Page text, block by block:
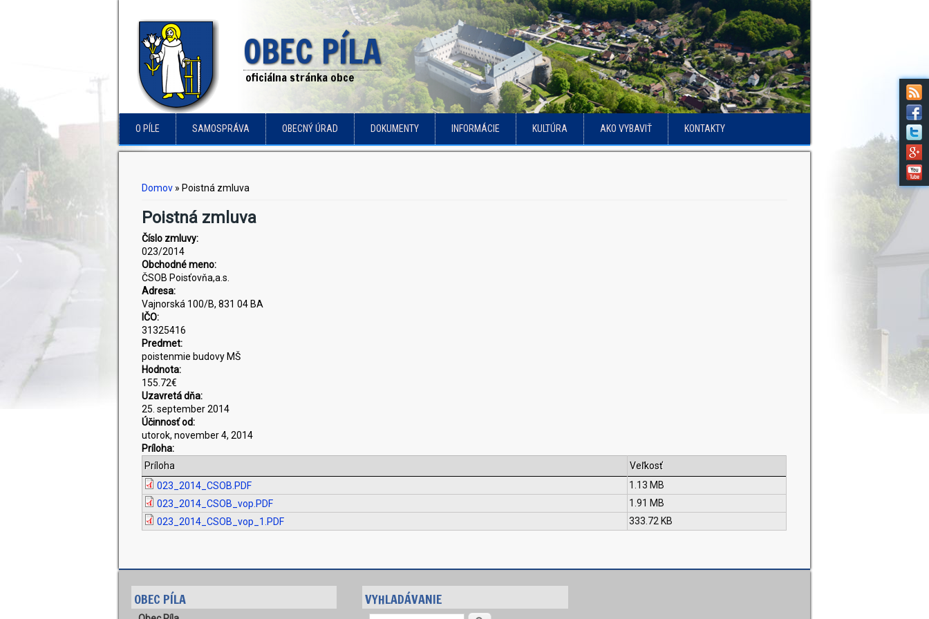
OBEC PÍLA
oficiálna stránka obce
O PÍLE SAMOSPRÁVA OBECNÝ ÚRAD DOKUMENTY INFORMÁCIE KULTÚRA AKO VYBAVIŤ KONTAKTY
Nachádzate sa tu
Domov » Poistná zmluva
Poistná zmluva
Číslo zmluvy:
023/2014
Obchodné meno:
ČSOB Poisťovňa,a.s.
Adresa:
Vajnorská 100/B, 831 04 BA
IČO:
31325416
Predmet:
poistenmie budovy MŠ
Hodnota:
155.72€
Uzavretá dňa:
25. september 2014
Účinnosť od:
utorok, november 4, 2014
Príloha:
Príloha
Veľkosť
023_2014_CSOB.PDF
1.13 MB
023_2014_CSOB_vop.PDF
1.91 MB
023_2014_CSOB_vop_1.PDF
333.72 KB
OBEC PÍLA VYHLADÁVANIE